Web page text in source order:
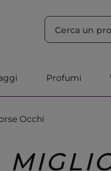
Profumi
Occhi